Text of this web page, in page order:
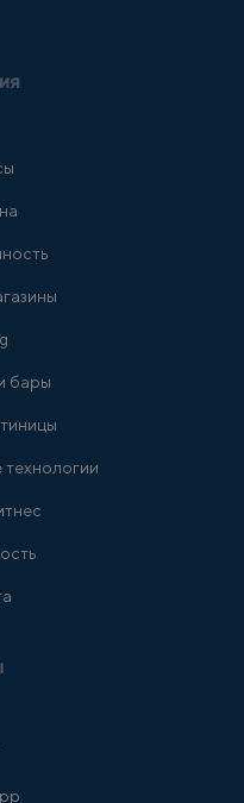
бары